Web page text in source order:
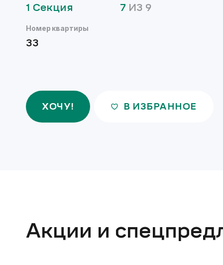
1 Секция 7 ИЗ 9
Номер квартиры
33
ХОЧУ! В ИЗБРАННОЕ
Акции и